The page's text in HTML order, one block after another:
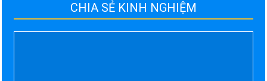
CHIA SẺ KINH NGHIỆM